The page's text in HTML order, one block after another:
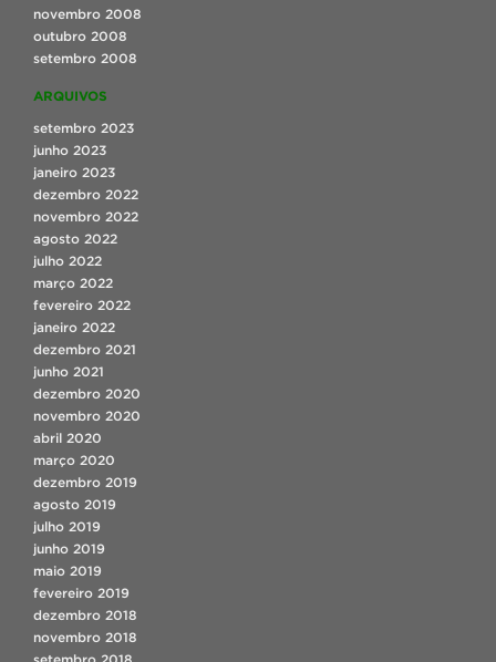
novembro 2008
outubro 2008
setembro 2008
ARQUIVOS
setembro 2023
junho 2023
janeiro 2023
dezembro 2022
novembro 2022
agosto 2022
julho 2022
março 2022
fevereiro 2022
janeiro 2022
dezembro 2021
junho 2021
dezembro 2020
novembro 2020
abril 2020
março 2020
dezembro 2019
agosto 2019
julho 2019
junho 2019
maio 2019
fevereiro 2019
dezembro 2018
novembro 2018
setembro 2018